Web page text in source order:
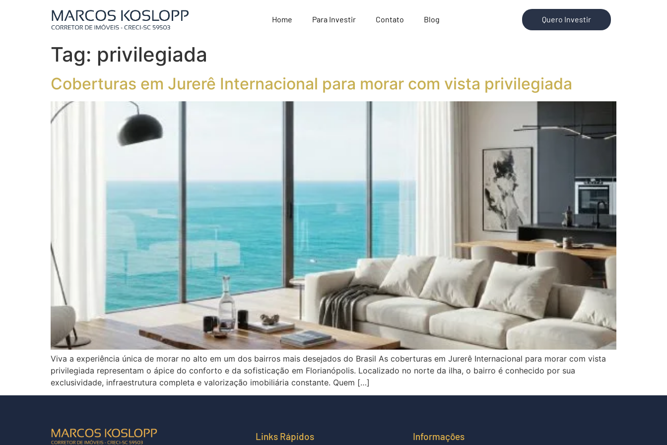
Home Para Investir Contato Blog Quero Investir
Tag: privilegiada
Coberturas em Jurerê Internacional para morar com vista privilegiada
Viva a experiência única de morar no alto em um dos bairros mais desejados do Brasil As coberturas em Jurerê Internacional para morar com vista
privilegiada representam o ápice do conforto e da sofisticação em Florianópolis. Localizado no norte da ilha, o bairro é conhecido por sua
exclusividade, infraestrutura completa e valorização imobiliária constante. Quem […]
Links Rápidos Informações